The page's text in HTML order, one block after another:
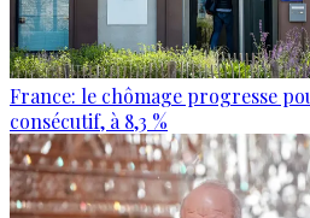
France: le chômage progresse
consécutif, à 8,3 %